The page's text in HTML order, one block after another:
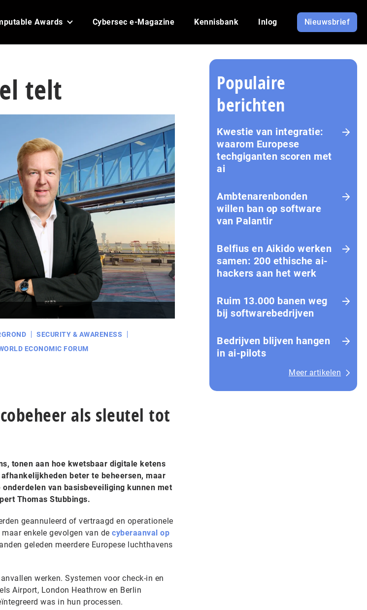
Awards Cybersec e-Magazine Kennisbank Inlog Nieuwsbrief
telt
SECURITY & AWARENESS
ECONOMIC FORUM
als sleutel tot
tonen aan hoe kwetsbaar digitale ketens
beter te beheersen, maar
van basisbeveiliging kunnen met
Thomas Stubbings.
geannuleerd of vertraagd en operationele
enkele gevolgen van de cyberaanval op
geleden meerdere Europese luchthavens
werken. Systemen voor check-in en
Airport, London Heathrow en Berlin
was in hun processen.
Populaire
berichten
Kwestie van integratie:
waarom Europese
techgiganten scoren met
ai
Amb­te­na­ren­bon­den
willen ban op software
van Palantir
Belfius en Aikido werken
samen: 200 ethische ai-
hackers aan het werk
Ruim 13.000 banen weg
bij softwarebedrijven
Bedrijven blijven hangen
in ai-pilots
Meer artikelen